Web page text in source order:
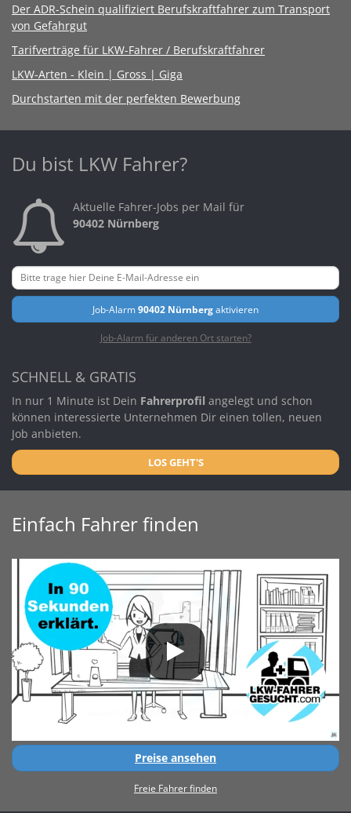
Der ADR-Schein qualifiziert Berufskraftfahrer zum Transport
von Gefahrgut
Tarifverträge für LKW-Fahrer / Berufskraftfahrer
LKW-Arten - Klein | Gross | Giga
Durchstarten mit der perfekten Bewerbung
Du bist LKW Fahrer?
Aktuelle Fahrer-Jobs per Mail für
90402 Nürnberg
Job-Alarm90402 Nürnbergaktivieren
Job-Alarm für anderen Ort starten?
SCHNELL & GRATIS
In nur 1 Minute ist Dein Fahrerprofil angelegt und schon
können interessierte Unternehmen Dir einen tollen, neuen
Job anbieten.
LOS GEHT'S
Einfach Fahrer finden
Preise ansehen
Freie Fahrer finden